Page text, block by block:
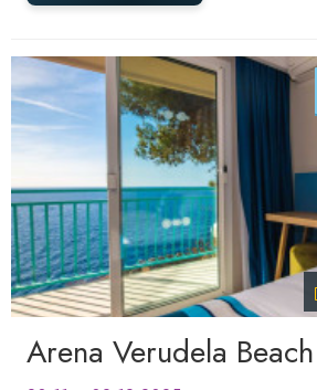
Arena Verudela Beach